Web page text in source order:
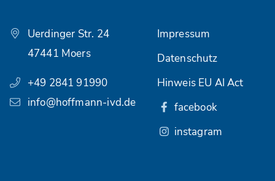
Uerdinger Str. 24
47441 Moers
+49 2841 91990
info@hoffmann-ivd.de
Impressum
Datenschutz
Hinweis EU AI Act
facebook
instagram